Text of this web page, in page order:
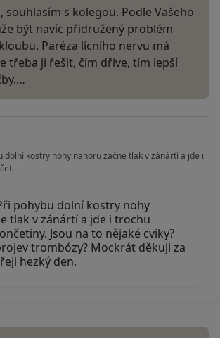
souhlasím s kolegou. Podle Vašeho
být navíc přidružený problém
Paréza lícního nervu má
třeba ji řešit, čím dříve, tím lepší
dolní kostry nohy nahoru začne tlak v zánártí a jde i
pohybu dolní kostry nohy
tlak v zánártí a jde i trochu
Jsou na to nějaké cviky?
trombózy? Mockrát děkuji za
hezký den.